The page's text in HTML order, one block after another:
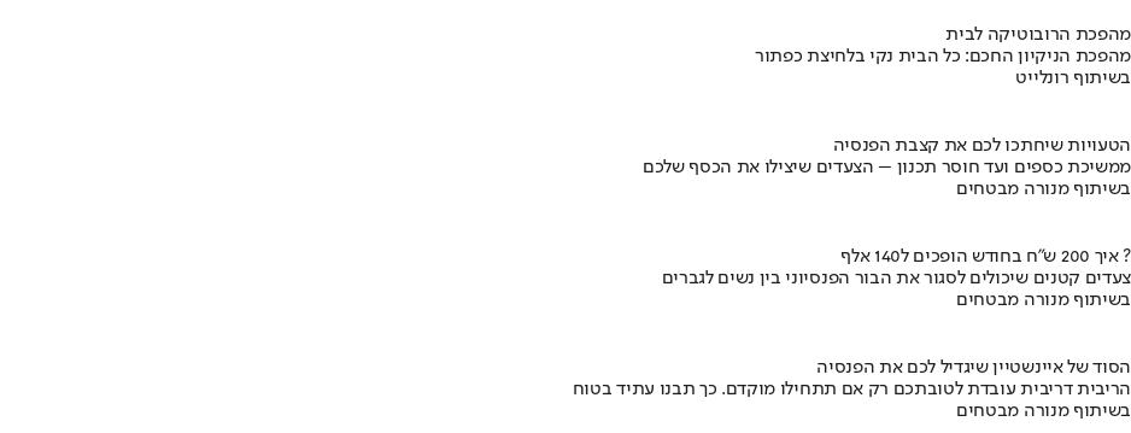
מהפכת הרובוטיקה לבית
מהפכת הניקיון החכם: כל הבית נקי בלחיצת כפתור
בשיתוף רונלייט
הטעויות שיחתכו לכם את קצבת הפנסיה
ממשיכת כספים ועד חוסר תכנון – הצעדים שיצילו את הכסף שלכם
בשיתוף מנורה מבטחים
איך 200 ש"ח בחודש הופכים ל140 אלף ?
צעדים קטנים שיכולים לסגור את הבור הפנסיוני בין נשים לגברים
בשיתוף מנורה מבטחים
הסוד של איינשטיין שיגדיל לכם את הפנסיה
הריבית דריבית עובדת לטובתכם רק אם תתחילו מוקדם. כך תבנו עתיד בטוח
בשיתוף מנורה מבטחים